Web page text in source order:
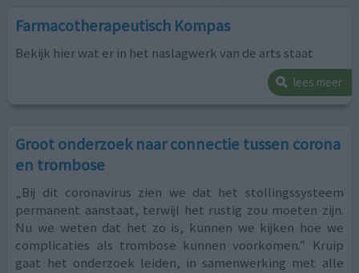
Farmacotherapeutisch Kompas
Bekijk hier wat er in het naslagwerk van de arts staat
lees meer
Groot onderzoek naar connectie tussen corona
en trombose
„Bij dit coronavirus zien we dat het stollingssysteem
permanent aanstaat, terwijl het rustig zou moeten zijn.
Nu we weten dat het zo is, kunnen we kijken hoe we
complicaties als trombose kunnen voorkomen.” Kruip
gaat het onderzoek leiden, in samenwerking met alle